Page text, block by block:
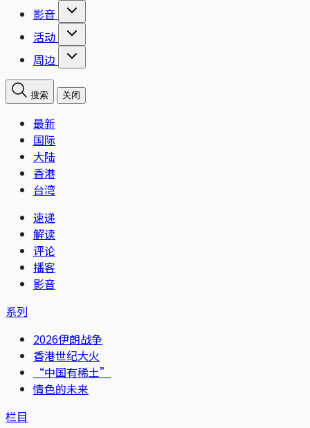
影音
活动
周边
搜索 关闭
最新
国际
大陆
香港
台湾
速递
解读
评论
播客
影音
系列
2026伊朗战争
香港世纪大火
“中国有稀土”
情色的未来
栏目